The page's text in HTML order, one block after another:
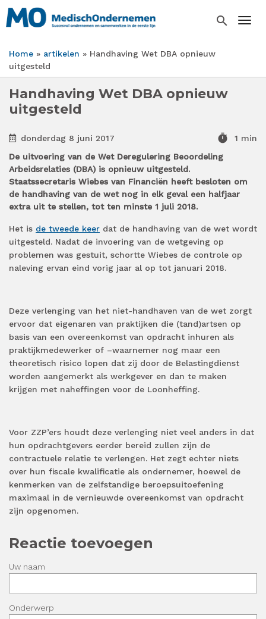
Overslaan
en
inhoud
gaan
search
Kruimelpad
Home artikelen
Handhaving Wet DBA opnieuw
uitgesteld
Handhaving Wet DBA opnieuw
uitgesteld
donderdag 8 juni 2017 timer
1 min
De uitvoering van de Wet Deregulering Beoordeling
Arbeidsrelaties (DBA) is opnieuw uitgesteld.
Staatssecretaris Wiebes van Financiën heeft besloten om
de handhaving van de wet nog in elk geval een halfjaar
extra uit te stellen, tot ten minste 1 juli 2018.
Het is de tweede keer dat de handhaving van de wet wordt
uitgesteld. Nadat de invoering van de wetgeving op
problemen was gestuit, schortte Wiebes de controle op
naleving ervan eind vorig jaar al op tot januari 2018.
Deze verlenging van het niet-handhaven van de wet zorgt
ervoor dat eigenaren van praktijken die (tand)artsen op
basis van een overeenkomst van opdracht inhuren als
praktijkmedewerker of –waarnemer nog maar een
theoretisch risico lopen dat zij door de Belastingdienst
worden aangemerkt als werkgever en dan te maken
krijgen met naheffingen voor de Loonheffing.
Voor ZZP’ers houdt deze verlenging niet veel anders in dat
hun opdrachtgevers eerder bereid zullen zijn de
contractuele relatie te verlengen. Het zegt echter niets
over hun fiscale kwalificatie als ondernemer, hoewel de
kenmerken van de zelfstandige beroepsuitoefening
maximaal in de vernieuwde overeenkomst van opdracht
zijn opgenomen.
Reactie toevoegen
Uw naam
Onderwerp